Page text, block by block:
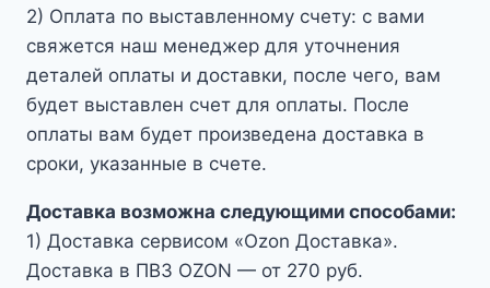
2) Оплата по выставленному счету: с вами
свяжется наш менеджер для уточнения
деталей оплаты и доставки, после чего, вам
будет выставлен счет для оплаты. После
оплаты вам будет произведена доставка в
сроки, указанные в счете.
Доставка возможна следующими способами:
1) Доставка сервисом «Ozon Доставка».
Доставка в ПВЗ OZON — от 270 руб.